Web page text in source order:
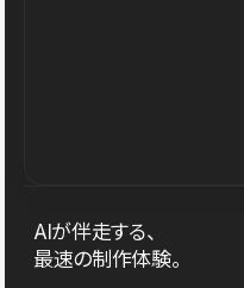
AIが伴走する、
最速の制作体験。